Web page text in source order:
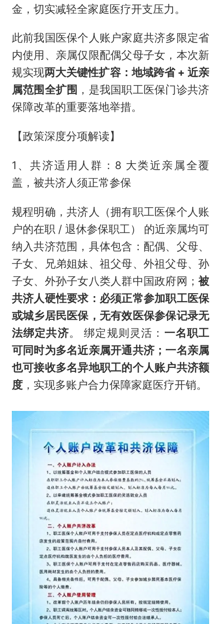
金，切实减轻全家庭医疗开支压力。
此前我国医保个人账户家庭共济多限定省
内使用、亲属仅限配偶父母子女，本次新
规实现两大关键性扩容：地域跨省 + 近亲
属范围全扩围 ，是我国职工医保门诊共济
保障改革的重要落地举措。
【政策深度分项解读】
1、共济适用人群：8 大类近亲属全覆
盖，被共济人须正常参保
规程明确，共济人（拥有职工医保个人账
户的在职 / 退休参保职工） 的近亲属均可
纳入共济范围，具体包含：配偶、父母、
子女、兄弟姐妹、祖父母、外祖父母、孙
子女、外孙子女八类人群中国政府网；被
共济人硬性要求：必须正常参加职工医保
或城乡居民医保，无有效医保参保记录无
法绑定共济。 绑定规则灵活： 一名职工
可同时为多名近亲属开通共济；一名亲属
也可接收多名异地职工的个人账户共济额
度，实现多账户合力保障家庭医疗开销。